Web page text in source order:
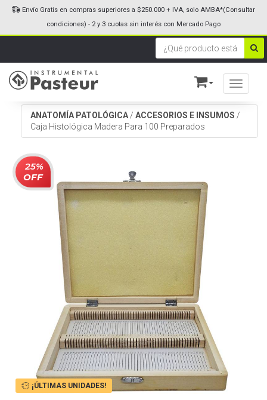
Toggle
Envío Gratis en compras superiores a $250.000 + IVA, solo AMBA*(Consultar
condiciones) - 2 y 3 cuotas sin interés con Mercado Pago
ANATOMÍA PATOLÓGICA / ACCESORIOS E INSUMOS /
Caja Histológica Madera Para 100 Preparados
¡ÚLTIMAS UNIDADES!
25%
OFF